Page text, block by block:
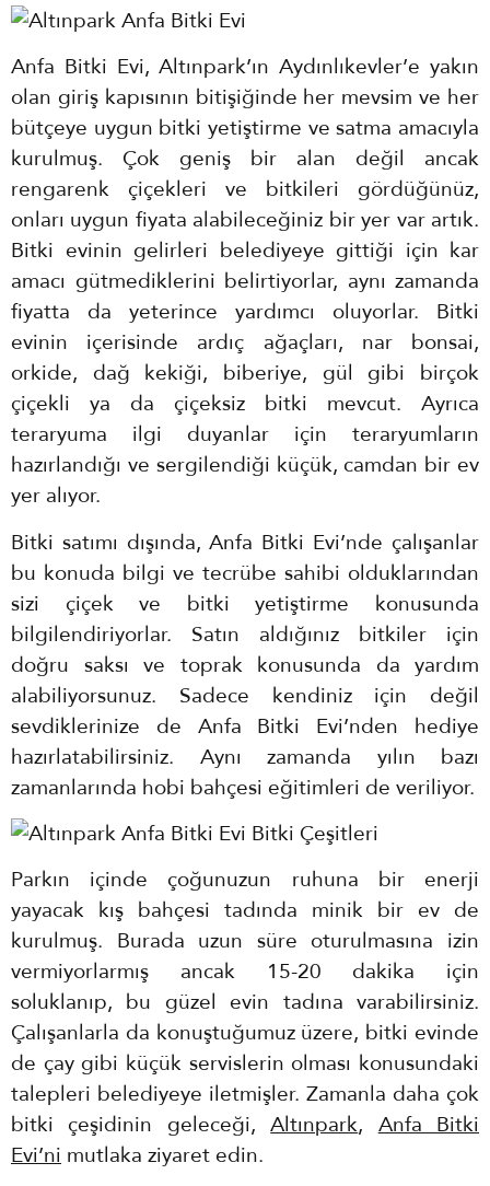
Anfa Bitki Evi, Altınpark’ın Aydınlıkevler’e yakın
olan giriş kapısının bitişiğinde her mevsim ve her
bütçeye uygun bitki yetiştirme ve satma amacıyla
kurulmuş. Çok geniş bir alan değil ancak
rengarenk çiçekleri ve bitkileri gördüğünüz,
onları uygun fiyata alabileceğiniz bir yer var artık.
Bitki evinin gelirleri belediyeye gittiği için kar
amacı gütmediklerini belirtiyorlar, aynı zamanda
fiyatta da yeterince yardımcı oluyorlar. Bitki
evinin içerisinde ardıç ağaçları, nar bonsai,
orkide, dağ kekiği, biberiye, gül gibi birçok
çiçekli ya da çiçeksiz bitki mevcut. Ayrıca
teraryuma ilgi duyanlar için teraryumların
hazırlandığı ve sergilendiği küçük, camdan bir ev
yer alıyor.
Bitki satımı dışında, Anfa Bitki Evi’nde çalışanlar
bu konuda bilgi ve tecrübe sahibi olduklarından
sizi çiçek ve bitki yetiştirme konusunda
bilgilendiriyorlar. Satın aldığınız bitkiler için
doğru saksı ve toprak konusunda da yardım
alabiliyorsunuz. Sadece kendiniz için değil
sevdiklerinize de Anfa Bitki Evi’nden hediye
hazırlatabilirsiniz. Aynı zamanda yılın bazı
zamanlarında hobi bahçesi eğitimleri de veriliyor.
Parkın içinde çoğunuzun ruhuna bir enerji
yayacak kış bahçesi tadında minik bir ev de
kurulmuş. Burada uzun süre oturulmasına izin
vermiyorlarmış ancak 15-20 dakika için
soluklanıp, bu güzel evin tadına varabilirsiniz.
Çalışanlarla da konuştuğumuz üzere, bitki evinde
de çay gibi küçük servislerin olması konusundaki
talepleri belediyeye iletmişler. Zamanla daha çok
bitki çeşidinin geleceği,Altınpark,Anfa Bitki
Evi’ni mutlaka ziyaret edin.